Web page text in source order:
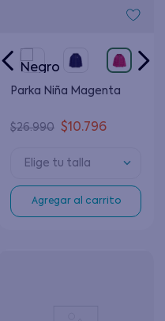
Parka Niña Magenta
$26.990 $10.796
Elige tu talla
Agregar al carrito